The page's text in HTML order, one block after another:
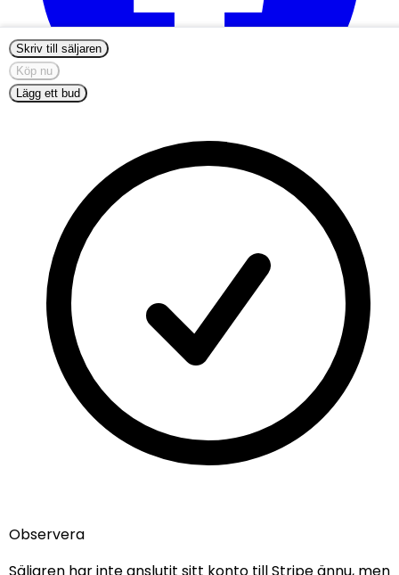
Skriv till säljaren
Köp nu
Lägg ett bud
Observera
info@nordicmugs.com
+45 53 80 69 43
Om oss
Annonser
Börja sälja
Alla muminmuggar
Fazers Muminmugg
Muminkaraktärerna
Mumindagen
Limited edition Muminmuggar
Hem muggen
Returpolicy